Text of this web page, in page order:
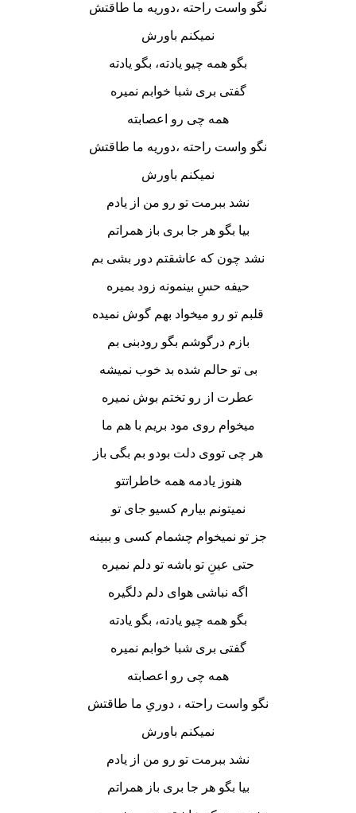
نگو واست راحته ،دوریه ما طاقتش
نمیکنم باورش
بگو همه چیو یادته، بگو یادته
گفتی بری شبا خوابم نمیره
همه چی رو اعصابته
نگو واست راحته ،دوریه ما طاقتش
نمیکنم باورش
نشد ببرمت تو رو من از یادم
بیا بگو هر جا بری باز همراتم
نشد چون که عاشقتم دور بشی بم
حیفه حسِ بینمونه زود بمیره
قلبم تو رو میخواد بهم گوش نمیده
بازم درگوشم بگو رودبنی بم
بی تو حالم شده بد خوب نمیشه
عطرت از رو تختم بوش نمیره
میخوام روی مود بریم با هم ما
هر چی تووی دلت بودو بم بگی باز
هنوز یادمه همه خاطراتتو
نمیتونم بیارم کسیو جای تو
جز تو نمیخوام چشمام کسی و ببینه
حتی عینِ تو باشه تو دلم نمیره
اگه نباشی هوای دلم دلگیره
بگو همه چیو یادته، بگو یادته
گفتی بری شبا خوابم نمیره
همه چی رو اعصابته
نگو واست راحته ، دوریِ ما طاقتش
نمیکنم باورش
نشد ببرمت تو رو من از یادم
بیا بگو هر جا بری باز همراتم